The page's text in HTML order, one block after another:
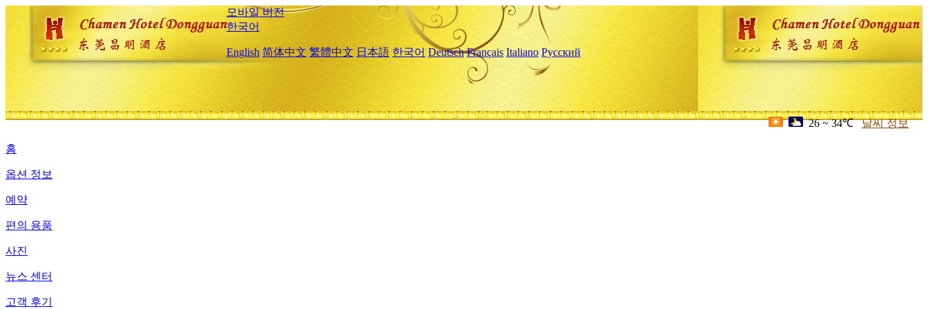
모바일 버전
한국어
English 简体中文 繁體中文 日本語 한국어 Deutsch Français Italiano Русский
26 ~ 34℃ 날씨 정보
홈
옵션 정보
예약
편의 용품
사진
뉴스 센터
고객 후기